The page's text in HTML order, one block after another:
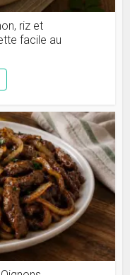
riz et
facile au